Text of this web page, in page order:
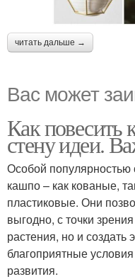
читать дальше →
Вас может
Как повесить
стену идеи.
Особой популярностью
кашпо – как кованые,
пластиковые. Они
выгодно, с точки
растения, но и создать
благоприятные
развития.